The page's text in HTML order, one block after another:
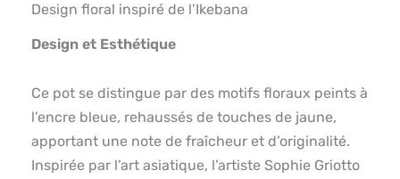
Design floral inspiré de l’Ikebana
Design et Esthétique
Ce pot se distingue par des motifs floraux peints à
l’encre bleue, rehaussés de touches de jaune,
apportant une note de fraîcheur et d’originalité.
Inspirée par l’art asiatique, l’artiste Sophie Griotto